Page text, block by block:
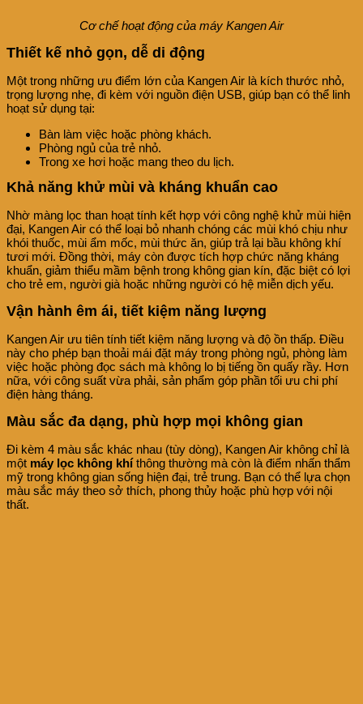
Cơ chế hoạt động của máy Kangen Air
Thiết kế nhỏ gọn, dễ di động
Một trong những ưu điểm lớn của Kangen Air là kích thước nhỏ,
trọng lượng nhẹ, đi kèm với nguồn điện USB, giúp bạn có thể linh
hoạt sử dụng tại:
Bàn làm việc hoặc phòng khách.
Phòng ngủ của trẻ nhỏ.
Trong xe hơi hoặc mang theo du lịch.
Khả năng khử mùi và kháng khuẩn cao
Nhờ màng lọc than hoạt tính kết hợp với công nghệ khử mùi hiện
đại, Kangen Air có thể loại bỏ nhanh chóng các mùi khó chịu như
khói thuốc, mùi ẩm mốc, mùi thức ăn, giúp trả lại bầu không khí
tươi mới. Đồng thời, máy còn được tích hợp chức năng kháng
khuẩn, giảm thiểu mầm bệnh trong không gian kín, đặc biệt có lợi
cho trẻ em, người già hoặc những người có hệ miễn dịch yếu.
Vận hành êm ái, tiết kiệm năng lượng
Kangen Air ưu tiên tính tiết kiệm năng lượng và độ ồn thấp. Điều
này cho phép bạn thoải mái đặt máy trong phòng ngủ, phòng làm
việc hoặc phòng đọc sách mà không lo bị tiếng ồn quấy rầy. Hơn
nữa, với công suất vừa phải, sản phẩm góp phần tối ưu chi phí
điện hàng tháng.
Màu sắc đa dạng, phù hợp mọi không gian
Đi kèm 4 màu sắc khác nhau (tùy dòng), Kangen Air không chỉ là
một máy lọc không khíthông thường mà còn là điểm nhấn thẩm
mỹ trong không gian sống hiện đại, trẻ trung. Bạn có thể lựa chọn
màu sắc máy theo sở thích, phong thủy hoặc phù hợp với nội
thất.